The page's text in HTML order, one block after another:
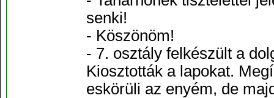
senki!
- Köszönöm!
- 7. osztály felkészült a
Kiosztották a lapokat.
eskörüli az enyém, de